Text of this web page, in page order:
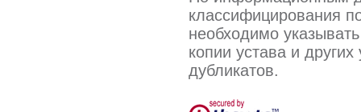
классифицирования
необходимо
копии устава и
дубликатов.